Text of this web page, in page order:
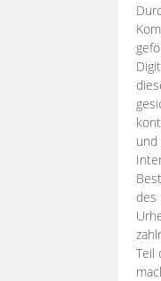
des
Teil